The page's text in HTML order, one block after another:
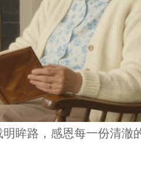
明眸路，感恩每一份清澈